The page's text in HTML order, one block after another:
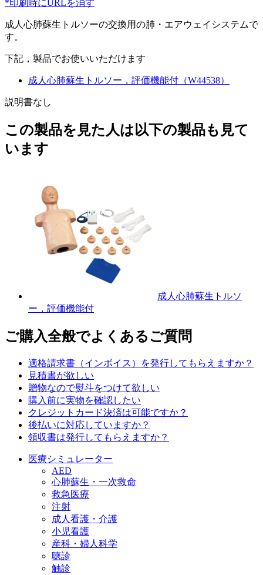
*印刷時にURLを消す
成人心肺蘇生トルソーの交換用の肺・エアウェイシステムで
す。
下記，製品でお使いいただけます
成人心肺蘇生トルソー，評価機能付（W44538）
説明書なし
この製品を見た人は以下の製品も見て
います
成人心肺蘇生トルソ
ー，評価機能付
ご購入全般でよくあるご質問
適格請求書（インボイス）を発行してもらえますか？
見積書が欲しい
贈物なので熨斗をつけて欲しい
購入前に実物を確認したい
クレジットカード決済は可能ですか？
後払いに対応していますか？
領収書は発行してもらえますか？
医療シミュレーター
AED
心肺蘇生・一次救命
救急医療
注射
成人看護・介護
小児看護
産科・婦人科学
聴診
触診